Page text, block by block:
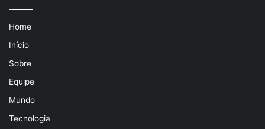
Home
Início
Sobre
Equipe
Mundo
Tecnologia